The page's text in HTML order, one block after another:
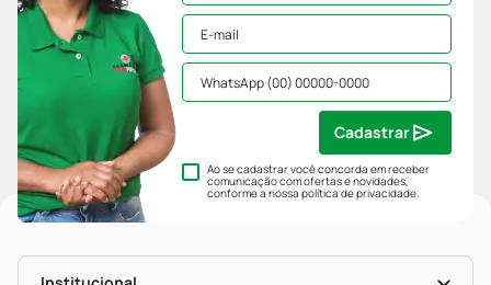
Ao se cadastrar você concorda em receber
comunicação com ofertas e novidades,
conforme a nossapolítica de privacidade.
Cadastrar